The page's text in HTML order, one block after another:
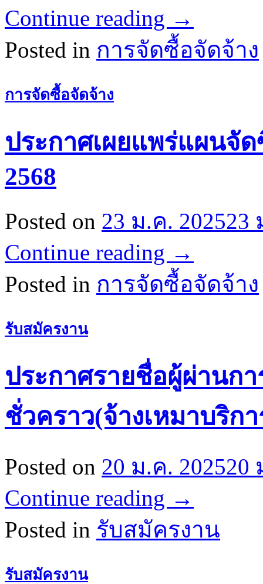
Continue reading →
Posted in การจัดซื้อจัดจ้าง
การจัดซื้อจัดจ้าง
ประกาศเผยแพร่แผนจัด
2568
Posted on 23 ม.ค. 202523
Continue reading →
Posted in การจัดซื้อจัดจ้าง
รับสมัครงาน
ประกาศรายชื่อผู้ผ่านกา
ชั่วคราว(จ้างเหมาบริก
Posted on 20 ม.ค. 202520
Continue reading →
Posted in รับสมัครงาน
รับสมัครงาน